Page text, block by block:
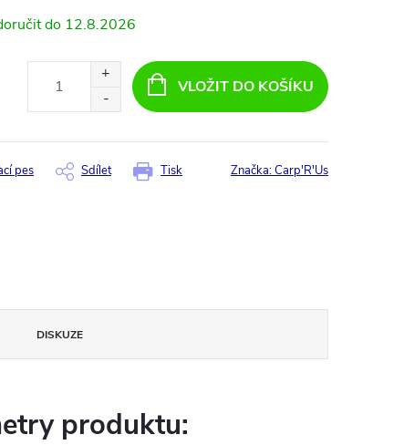
12.8.2026
VLOŽIT DO KOŠÍKU
Tisk
pes Sdílet Značka:Carp'R'Us
DISKUZE
produktu: